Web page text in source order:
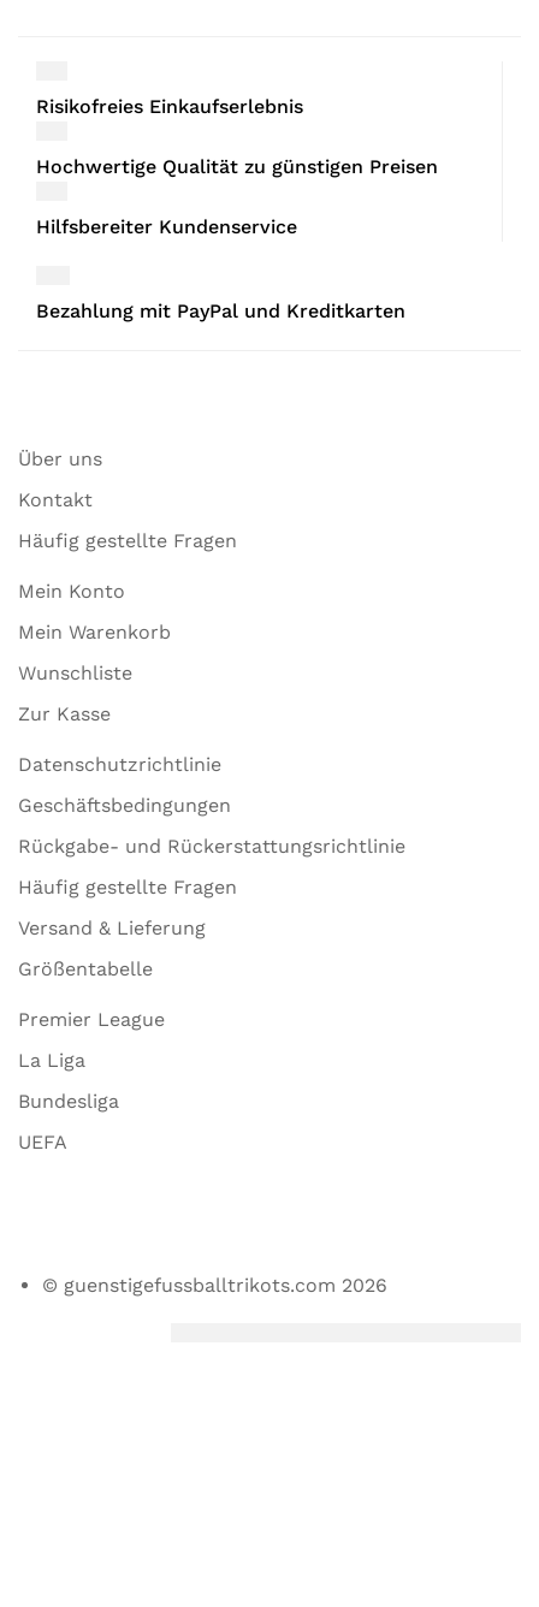
Risikofreies Einkaufserlebnis
Hochwertige Qualität zu günstigen Preisen
Hilfsbereiter Kundenservice
Bezahlung mit PayPal und Kreditkarten
Über uns
Kontakt
Häufig gestellte Fragen
Mein Konto
Mein Warenkorb
Wunschliste
Zur Kasse
Datenschutzrichtlinie
Geschäftsbedingungen
Rückgabe- und Rückerstattungsrichtlinie
Häufig gestellte Fragen
Versand & Lieferung
Größentabelle
Premier League
La Liga
Bundesliga
UEFA
© guenstigefussballtrikots.com 2026